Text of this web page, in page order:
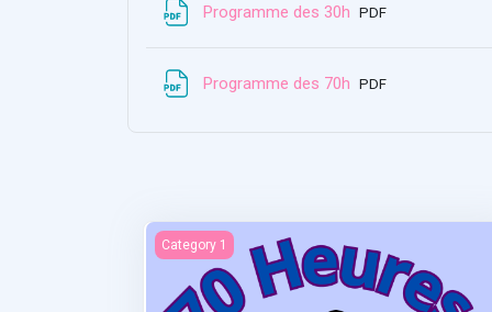
Programme des 30h Αρχείο
PDF
Programme des 70h Αρχείο
PDF
Statistiques et recherches
Category 1